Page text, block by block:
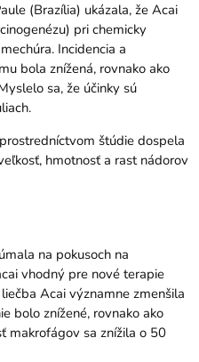
(Brazília) ukázala, že Acai
pri chemicky
Incidencia a
bola znížená, rovnako ako
sa, že účinky sú
štúdie dospela
hmotnosť a rast nádorov
na pokusoch na
vhodný pre nové terapie
Acai významne zmenšila
bolo znížené, rovnako ako
makrofágov sa znížila o 50